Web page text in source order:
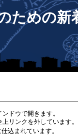
ための新
ドウで開きます。
リンクを外しています。
込まれています。